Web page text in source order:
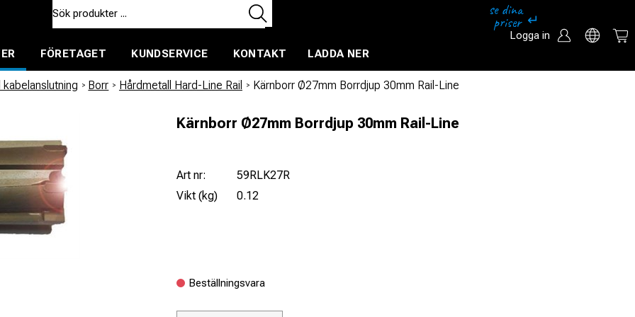
Logga in
FÖRETAGET KUNDSERVICE KONTAKT LADDA NER
/ Borr / Hårdmetall Hard-Line Rail / Kärnborr Ø27mm Borrdjup 30mm Rail-Line
Kärnborr Ø27mm Borrdjup 30mm Rail-Line
Art nr:
59RLK27R
Vikt (kg)
0.12
Beställningsvara